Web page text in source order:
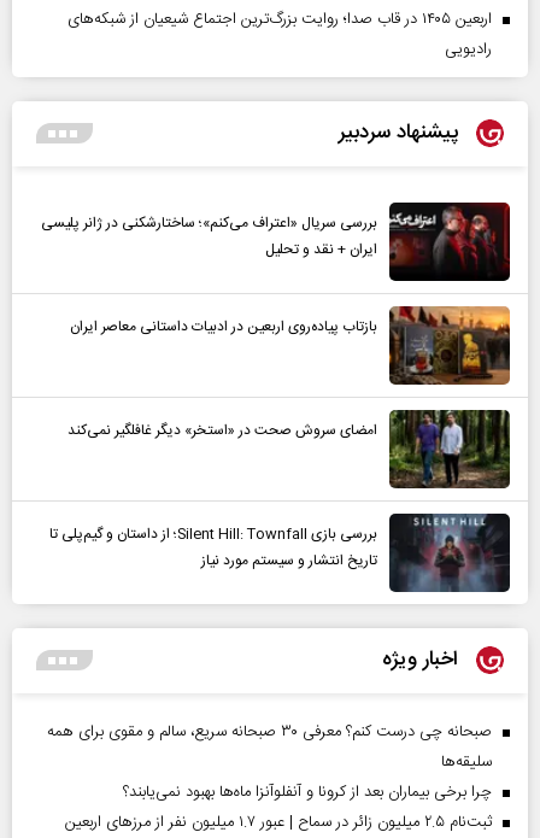
اربعین ۱۴۰۵ در قاب صدا؛ روایت بزرگ‌ترین اجتماع شیعیان از شبکه‌های
رادیویی
پیشنهاد سردبیر
بررسی سریال «اعتراف می‌کنم»؛ ساختارشکنی در ژانر پلیسی
ایران + نقد و تحلیل
بازتاب پیاده‌روی اربعین در ادبیات داستانی معاصر ایران
امضای سروش صحت در «استخر» دیگر غافلگیر نمی‌کند
بررسی بازی Silent Hill: Townfall؛ از داستان و گیم‌پلی تا
تاریخ انتشار و سیستم مورد نیاز
اخبار ویژه
صبحانه چی درست کنم؟ معرفی ۳۰ صبحانه سریع، سالم و مقوی برای همه
سلیقه‌ها
چرا برخی بیماران بعد از کرونا و آنفلوآنزا ماه‌ها بهبود نمی‌یابند؟
ثبت‌نام ۲.۵ میلیون زائر در سماح | عبور ۱.۷ میلیون نفر از مرز‌های اربعین